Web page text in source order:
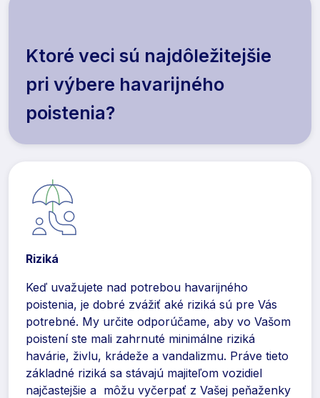
Ktoré veci sú najdôležitejšie
pri výbere havarijného
poistenia?
Riziká
Keď uvažujete nad potrebou havarijného
poistenia, je dobré zvážiť aké riziká sú pre Vás
potrebné. My určite odporúčame, aby vo Vašom
poistení ste mali zahrnuté minimálne riziká
havárie, živlu, krádeže a vandalizmu. Práve tieto
základné riziká sa stávajú majiteľom vozidiel
najčastejšie a môžu vyčerpať z Vašej peňaženky